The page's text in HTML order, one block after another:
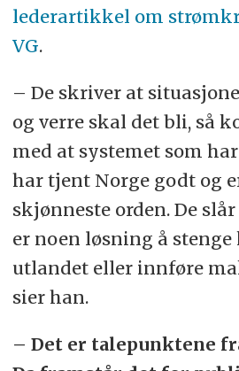
lederartikkel om
VG.
– De skriver at
og verre skal det bli, så
med at systemet som
har tjent Norge godt og
skjønneste orden. De
er noen løsning å
utlandet eller innføre
sier han.
– Det er talepunktene